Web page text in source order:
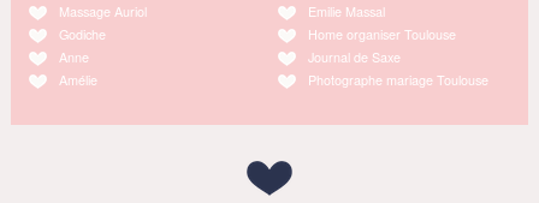
Massage Auriol
Godiche
Anne
Amélie
Emilie Massal
Home organiser Toulouse
Journal de Saxe
Photographe mariage Toulouse